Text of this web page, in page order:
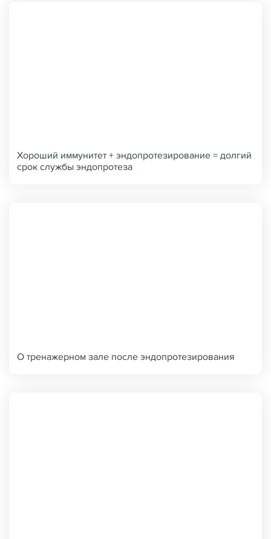
Хороший иммунитет + эндопротезирование = долгий
срок службы эндопротеза
О тренажерном зале после эндопротезирования